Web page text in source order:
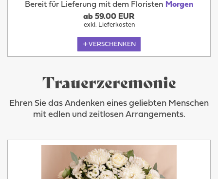
Bereit für Lieferung mit dem Floristen Morgen
ab 59.00 EUR
exkl. Lieferkosten
VERSCHENKEN
Trauerzeremonie
Ehren Sie das Andenken eines geliebten Menschen
mit edlen und zeitlosen Arrangements.